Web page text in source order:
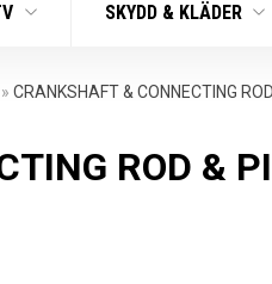
SKYDD & KLÄDER
» CRANKSHAFT & CONNECTING
ROD &